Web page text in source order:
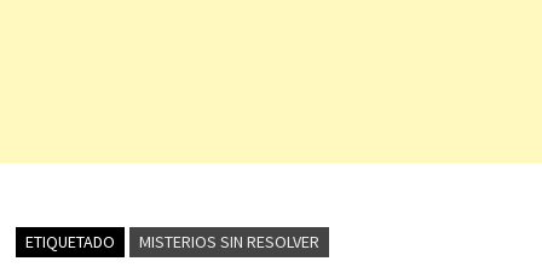
ETIQUETADO MISTERIOS SIN RESOLVER